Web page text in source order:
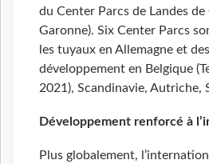
du Center Parcs de Landes
Garonne). Six Center Parcs
les tuyaux en Allemagne et
développement en Belgique
2021), Scandinavie, Autriche,
Développement renforcé à
Plus globalement,